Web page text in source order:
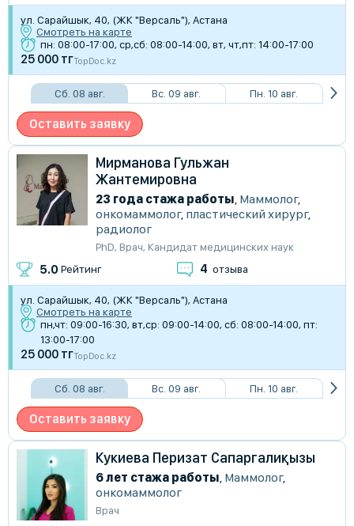
ул. Сарайшык, 40, (ЖК "Версаль"), Астана
Смотреть на карте
пн: 08:00-17:00, ср,сб: 08:00-14:00, вт, чт,пт: 14:00-17:00
25 000 тгTopDoc.kz
Сб. 08 авг. Вс. 09 авг. Пн. 10 авг.
Оставить заявку
Мирманова Гульжан
Жантемировна
23 года стажа работы, Маммолог,
онкомаммолог, пластический хирург,
радиолог
PhD, Врач, Кандидат медицинских наук
5.0 Рейтинг 4 отзыва
ул. Сарайшык, 40, (ЖК "Версаль"), Астана
Смотреть на карте
пн,чт: 09:00-16:30, вт,ср: 09:00-14:00, сб: 08:00-14:00, пт:
13:00-17:00
25 000 тгTopDoc.kz
Сб. 08 авг. Вс. 09 авг. Пн. 10 авг.
Оставить заявку
Кукиева Перизат Сапаргалиқызы
6 лет стажа работы, Маммолог,
онкомаммолог
Врач